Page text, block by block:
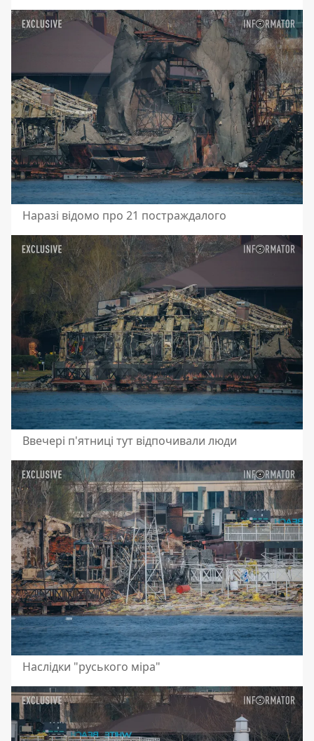
Наразі відомо про 21 постраждалого
Ввечері п'ятниці тут відпочивали люди
Наслідки "руського міра"